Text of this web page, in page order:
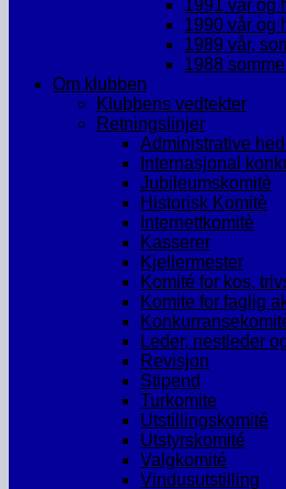
1991 vår og
1990 vår og
1989 vår,
1988
Om klubben
Klubbens vedtekter
Retningslinjer
Administrative
Internasjonal
Jubileumskomitè
Historisk Komitè
Internettkomitè
Kasserer
Kjellermester
Komité for kos,
Komite for faglig
Leder, nestleder
Revisjon
Stipend
Turkomite
Utstillingskomité
Utstyrskomité
Valgkomité
Vindusutstilling